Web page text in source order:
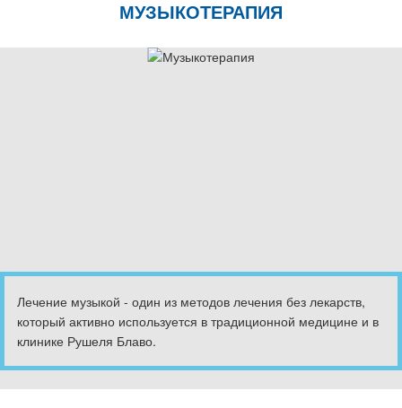
МУЗЫКОТЕРАПИЯ
Лечение музыкой - один из методов лечения без лекарств,
который активно используется в традиционной медицине и в
клинике Рушеля Блаво.